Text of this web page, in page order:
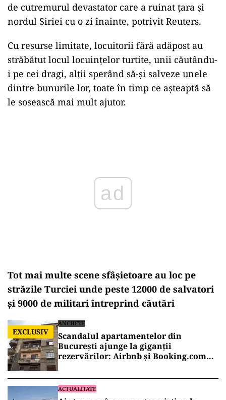
de cutremurul devastator care a ruinat țara și
nordul Siriei cu o zi înainte, potrivit Reuters.
Cu resurse limitate, locuitorii fără adăpost au
străbătut locul locuințelor turtite, unii căutându-
i pe cei dragi, alții sperând să-și salveze unele
dintre bunurile lor, toate în timp ce așteaptă să
le sosească mai mult ajutor.
ad
Tot mai multe scene sfâșietoare au loc pe
străzile Turciei unde peste 12000 de salvatori
și 9000 de militari întreprind căutări
EXCLUSIV
ANCHETE
Scandalul apartamentelor din
București ajunge la giganții
rezervărilor: Airbnb și Booking.com
ACTUALITATE